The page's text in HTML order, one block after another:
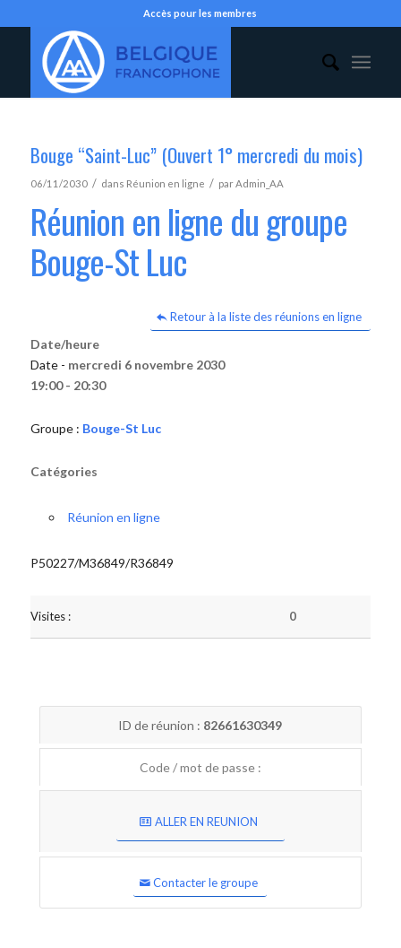
Accès pour les membres
Bouge “Saint-Luc” (Ouvert 1° mercredi du mois)
06/11/2030 / dans Réunion en ligne / parAdmin_AA
Réunion en ligne du groupe
Bouge-St Luc
Retour à la liste des réunions en ligne
Date/heure
Date - mercredi 6 novembre 2030
19:00 - 20:30
Groupe : Bouge-St Luc
Catégories
Réunion en ligne
P50227/M36849/R36849
Visites : 0
ID de réunion : 82661630349
Code / mot de passe :
ALLER EN REUNION
Contacter le groupe